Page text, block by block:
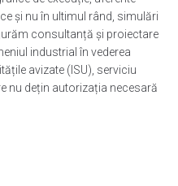
și nu în ultimul rând, simulări
consultanță și proiectare
industrial în vederea
avizate (ISU), serviciu
nu dețin autorizația necesară